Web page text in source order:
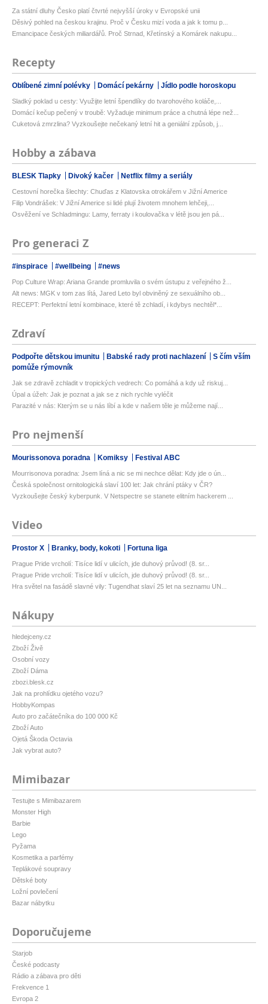
Za státní dluhy Česko platí čtvrté nejvyšší úroky v Evropské unii
Děsivý pohled na českou krajinu. Proč v Česku mizí voda a jak k tomu p...
Emancipace českých miliardářů. Proč Strnad, Křetínský a Komárek nakupu...
Recepty
Oblíbené zimní polévky Domácí pekárny Jídlo podle horoskopu
Sladký poklad u cesty: Využijte letní špendlíky do tvarohového koláče,...
Domácí kečup pečený v troubě: Vyžaduje minimum práce a chutná lépe než...
Cuketová zmrzlina? Vyzkoušejte nečekaný letní hit a geniální způsob, j...
Hobby a zábava
BLESK Tlapky Divoký kačer Netflix filmy a seriály
Cestovní horečka šlechty: Chuďas z Klatovska otrokářem v Jižní Americe
Filip Vondrášek: V Jižní Americe si lidé plují životem mnohem lehčeji,...
Osvěžení ve Schladmingu: Lamy, ferraty i koulovačka v létě jsou jen pá...
Pro generaci Z
#inspirace #wellbeing #news
Pop Culture Wrap: Ariana Grande promluvila o svém ústupu z veřejného ž...
Alt news: MGK v tom zas lítá, Jared Leto byl obviněný ze sexuálního ob...
RECEPT: Perfektní letní kombinace, které tě zchladí, i kdybys nechtěl*...
Zdraví
Podpořte dětskou imunitu Babské rady proti nachlazení
S čím vším
pomůže rýmovník
Jak se zdravě zchladit v tropických vedrech: Co pomáhá a kdy už riskuj...
Úpal a úžeh: Jak je poznat a jak se z nich rychle vyléčit
Parazité v nás: Kterým se u nás líbí a kde v našem těle je můžeme nají...
Pro nejmenší
Mourissonova poradna Komiksy Festival ABC
Mourrisonova poradna: Jsem líná a nic se mi nechce dělat: Kdy jde o ún...
Česká společnost ornitologická slaví 100 let: Jak chrání ptáky v ČR?
Vyzkoušejte český kyberpunk. V Netspectre se stanete elitním hackerem ...
Video
Prostor X Branky, body, kokoti Fortuna liga
Prague Pride vrcholí: Tisíce lidí v ulicích, jde duhový průvod! (8. sr...
Prague Pride vrcholí: Tisíce lidí v ulicích, jde duhový průvod! (8. sr...
Hra světel na fasádě slavné vily: Tugendhat slaví 25 let na seznamu UN...
Nákupy
hledejceny.cz
Zboží Živě
Osobní vozy
Zboží Dáma
zbozi.blesk.cz
Jak na prohlídku ojetého vozu?
HobbyKompas
Auto pro začátečníka do 100 000 Kč
Zboží Auto
Ojetá Škoda Octavia
Jak vybrat auto?
Mimibazar
Testujte s Mimibazarem
Monster High
Barbie
Lego
Pyžama
Kosmetika a parfémy
Teplákové soupravy
Dětské boty
Ložní povlečení
Bazar nábytku
Doporučujeme
Starjob
České podcasty
Rádio a zábava pro děti
Frekvence 1
Evropa 2